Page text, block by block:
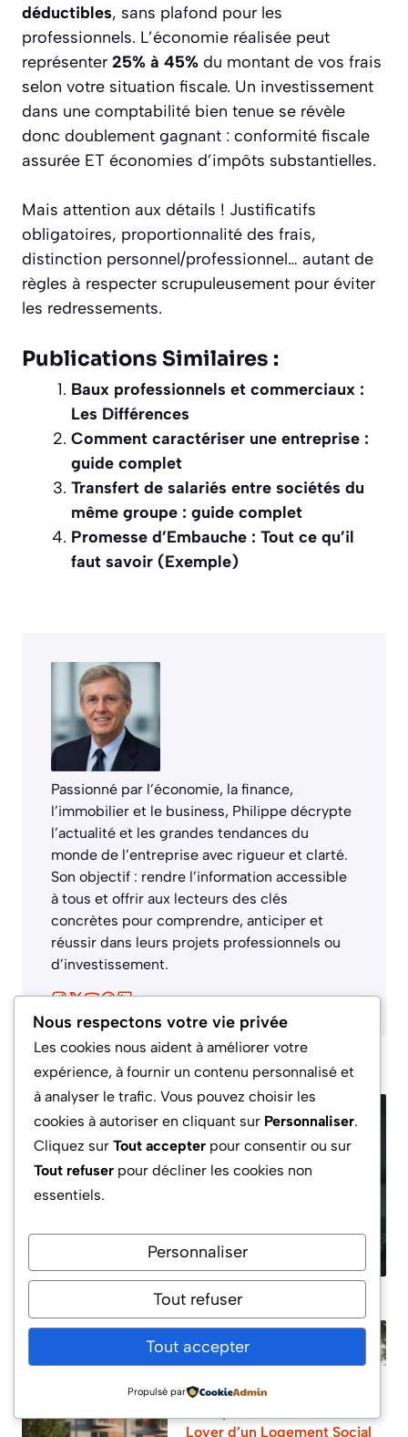
déductibles, sans plafond pour les
professionnels. L’économie réalisée peut
représenter 25% à 45% du montant de vos frais
selon votre situation fiscale. Un investissement
dans une comptabilité bien tenue se révèle
donc doublement gagnant : conformité fiscale
assurée ET économies d’impôts substantielles.
Mais attention aux détails ! Justificatifs
obligatoires, proportionnalité des frais,
distinction personnel/professionnel… autant de
règles à respecter scrupuleusement pour éviter
les redressements.
Publications Similaires :
Baux professionnels et commerciaux :
Les Différences
Comment caractériser une entreprise :
guide complet
Transfert de salariés entre sociétés du
même groupe : guide complet
Promesse d’Embauche : Tout ce qu’il
faut savoir (Exemple)
Passionné par l’économie, la finance,
l’immobilier et le business, Philippe décrypte
l’actualité et les grandes tendances du
monde de l’entreprise avec rigueur et clarté.
Son objectif : rendre l’information accessible
à tous et offrir aux lecteurs des clés
concrètes pour comprendre, anticiper et
réussir dans leurs projets professionnels ou
d’investissement.
Bitcoin et impôts en France
: guide complet de la
Loyer d’un Logement Social
Nous respectons votre vie privée
Les cookies nous aident à améliorer votre
expérience, à fournir un contenu personnalisé et
à analyser le trafic. Vous pouvez choisir les
cookies à autoriser en cliquant sur Personnaliser.
Cliquez sur Tout accepter pour consentir ou sur
Tout refuser pour décliner les cookies non
essentiels.
Personnaliser
Tout refuser
Tout accepter
Propulsé par